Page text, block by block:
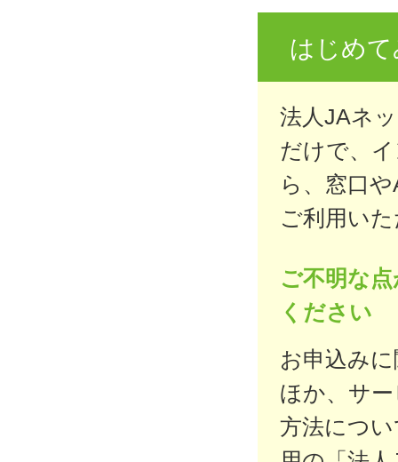
はじめ
法人JAネ
だけで、
ら、窓口
ご利用い
ご不明な
ください
お申込み
ほか、サ
方法につ